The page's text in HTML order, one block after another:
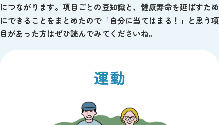
につながります。項目ごとの豆知識と、健康寿命を延ばすため
にできることをまとめたので「自分に当てはまる！」と思う項
目があった方はぜひ読んでみてくださいね。